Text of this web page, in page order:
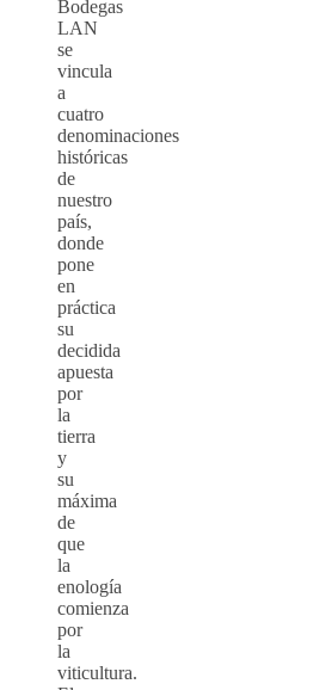
Bodegas
LAN
se
vincula
a
cuatro
denominaciones
históricas
de
nuestro
país,
donde
pone
en
práctica
su
decidida
apuesta
por
la
tierra
y
su
máxima
de
que
la
enología
comienza
por
la
viticultura.